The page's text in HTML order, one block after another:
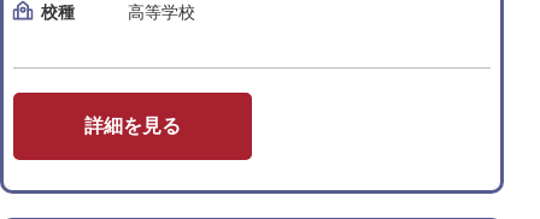
校種
高等学校
詳細を見る